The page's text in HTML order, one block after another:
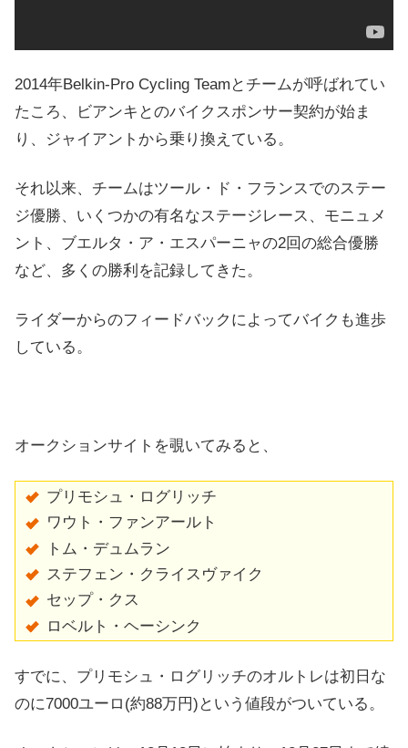
2014年Belkin-Pro Cycling Teamとチームが呼ばれてい
たころ、ビアンキとのバイクスポンサー契約が始ま
り、ジャイアントから乗り換えている。
それ以来、チームはツール・ド・フランスでのステー
ジ優勝、いくつかの有名なステージレース、モニュメ
ント、ブエルタ・ア・エスパーニャの2回の総合優勝
など、多くの勝利を記録してきた。
ライダーからのフィードバックによってバイクも進歩
している。
オークションサイトを覗いてみると、
プリモシュ・ログリッチ
ワウト・ファンアールト
トム・デュムラン
ステフェン・クライスヴァイク
セップ・クス
ロベルト・ヘーシンク
すでに、プリモシュ・ログリッチのオルトレは初日な
のに7000ユーロ(約88万円)という値段がついている。